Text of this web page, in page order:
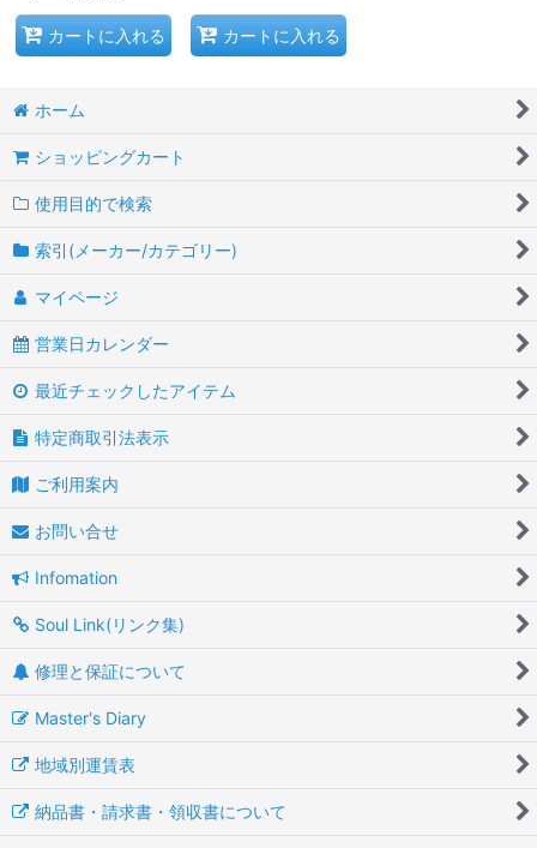
カートに入れる カートに入れる
ホーム
ショッピングカート
使用目的で検索
索引(メーカー/カテゴリー)
マイページ
営業日カレンダー
最近チェックしたアイテム
特定商取引法表示
ご利用案内
お問い合せ
Infomation
Soul Link(リンク集)
修理と保証について
Master's Diary
地域別運賃表
納品書・請求書・領収書について